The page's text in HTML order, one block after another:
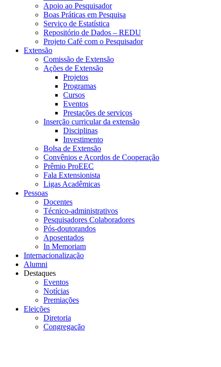
Apoio ao Pesquisador
Boas Práticas em Pesquisa
Serviço de Estatística
Repositório de Dados – REDU
Projeto Café com o Pesquisador
Extensão
Comissão de Extensão
Ações de Extensão
Projetos
Programas
Cursos
Eventos
Prestações de serviços
Inserção curricular da extensão
Disciplinas
Investimento
Bolsa de Extensão
Convênios e Acordos de Cooperação
Prêmio ProEEC
Fala Extensionista
Ligas Acadêmicas
Pessoas
Docentes
Técnico-administrativos
Pesquisadores Colaboradores
Pós-doutorandos
Aposentados
In Memoriam
Internacionalização
Alumni
Destaques
Eventos
Notícias
Premiações
Eleições
Diretoria
Congregação